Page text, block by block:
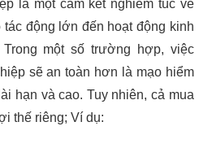
là một cam kết nghiêm túc về
tác động lớn đến hoạt động kinh
một số trường hợp, việc
sẽ an toàn hơn là mạo hiểm
hạn và cao. Tuy nhiên, cả mua
thế riêng; Ví dụ: